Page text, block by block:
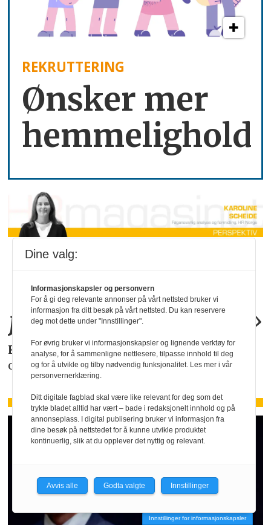
REKRUTTERING
Ønsker mer
hemmelighold
«KI-bruken kan
allerede by på
juridiskeproblemer .»
KAROLINE SCHEIDEi HR Norge gjør deg
oppmerksom på de faktiske forholdene.
Innstillinger for informasjonskapsler
Dine valg:
Informasjonskapsler og personvern
For å gi deg relevante annonser på vårt nettsted bruker vi
informasjon fra ditt besøk på vårt nettsted. Du kan reservere
deg mot dette under "Innstillinger".
For øvrig bruker vi informasjonskapsler og lignende verktøy for
analyse, for å sammenligne nettlesere, tilpasse innhold til deg
og for å utvikle og tilby nødvendig funksjonalitet. Les mer i vår
personvernerklæring.
Ditt digitale fagblad skal være like relevant for deg som det
trykte bladet alltid har vært – bade i redaksjonelt innhold og på
annonseplass. I digital publisering bruker vi informasjon fra
dine besøk på nettstedet for å kunne utvikle produktet
kontinuerlig, slik at du opplever det nyttig og relevant.
Avvis alle Godta valgte Innstillinger